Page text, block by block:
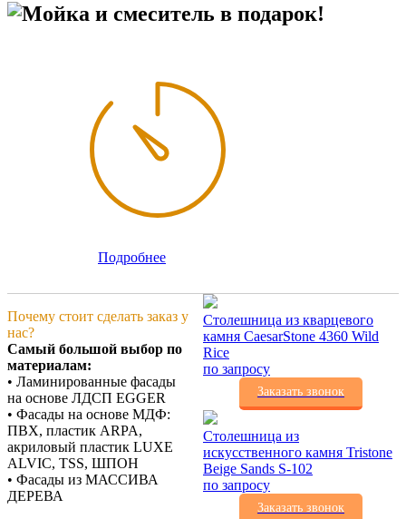
Мойка и смеситель в подарок!
Подробнее
Почему стоит сделать заказ у
нас?
Самый большой выбор по
материалам:
• Ламинированные фасады
на основе ЛДСП EGGER
• Фасады на основе МДФ:
ПВХ, пластик ARPA,
акриловый пластик LUXE
ALVIC, TSS, ШПОН
• Фасады из МАССИВА
ДЕРЕВА
Столешница из кварцевого
камня CaesarStone 4360 Wild
Rice
по запросу
Заказать звонок
Столешница из
искусственного камня Tristone
Beige Sands S-102
по запросу
Заказать звонок